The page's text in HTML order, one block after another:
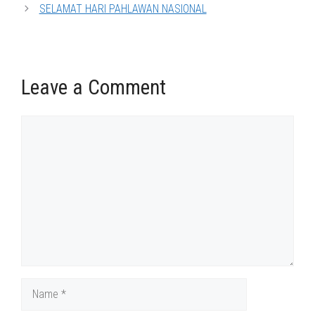
SELAMAT HARI PAHLAWAN NASIONAL
Leave a Comment